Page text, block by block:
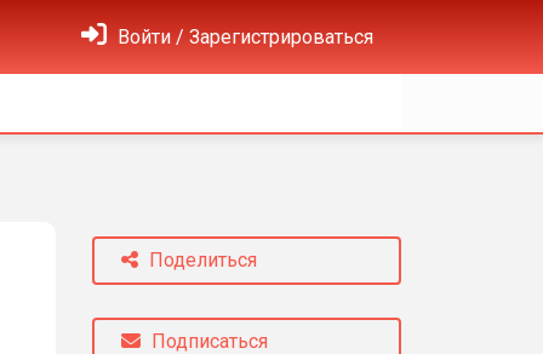
Войти / Зарегистрироваться
Поделиться
Подписаться